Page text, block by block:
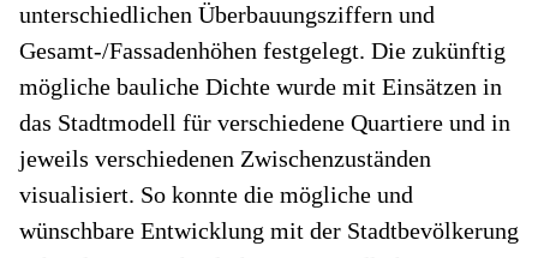
unterschiedlichen Überbauungsziffern und
Gesamt-/Fassadenhöhen festgelegt. Die zukünftig
mögliche bauliche Dichte wurde mit Einsätzen in
das Stadtmodell für verschiedene Quartiere und in
jeweils verschiedenen Zwischenzuständen
visualisiert. So konnte die mögliche und
wünschbare Entwicklung mit der Stadtbevölkerung